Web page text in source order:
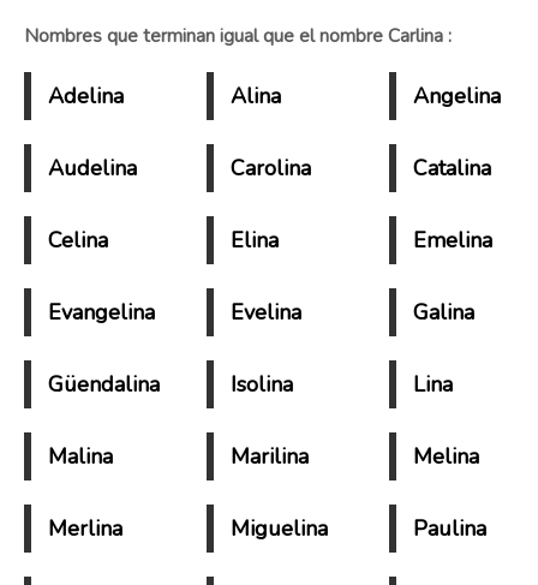
Nombres que terminan igual que el nombre Carlina :
Adelina Alina Angelina
Audelina Carolina Catalina
Celina Elina Emelina
Evangelina Evelina Galina
Güendalina Isolina Lina
Malina Marilina Melina
Merlina Miguelina Paulina